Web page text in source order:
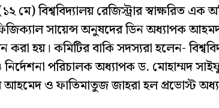
মে) বিশ্ববিদ্যালয় রেজিস্ট্রার স্বাক্ষরিত
সায়েন্স অনুষদের ডিন অধ্যাপক
করা হয়। কমিটির বাকি সদস্যরা হলেন-
পরিচালক অধ্যাপক ড. মোহাম্মদ
ও ফাতিমাতুজ জাহরা হল প্রভোস্ট